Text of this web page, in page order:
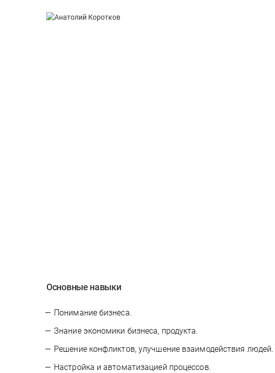
Основные навыки
Понимание бизнеса.
Знание экономики бизнеса, продукта.
Решение конфликтов, улучшение взаимодействия людей.
Настройка и автоматизацией процессов.